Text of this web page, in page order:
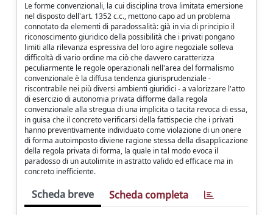
Le forme convenzionali, la cui disciplina trova limitata emersione
nel disposto dell'art. 1352 c.c., mettono capo ad un problema
connotato da elementi di paradossalità: già in via di principio il
riconoscimento giuridico della possibilità che i privati pongano
limiti alla rilevanza espressiva del loro agire negoziale solleva
difficoltà di vario ordine ma ciò che davvero caratterizza
peculiarmente le regole operazionali nell'area del formalismo
convenzionale è la diffusa tendenza giurisprudenziale -
riscontrabile nei più diversi ambienti giuridici - a valorizzare l'atto
di esercizio di autonomia privata difforme dalla regola
convenzionale alla stregua di una implicita o tacita revoca di essa,
in guisa che il concreto verificarsi della fattispecie che i privati
hanno preventivamente individuato come violazione di un onere
di forma autoimposto diviene ragione stessa della disapplicazione
della regola privata di forma, la quale in tal modo evoca il
paradosso di un autolimite in astratto valido ed efficace ma in
concreto inefficiente.
Scheda breve Scheda completa